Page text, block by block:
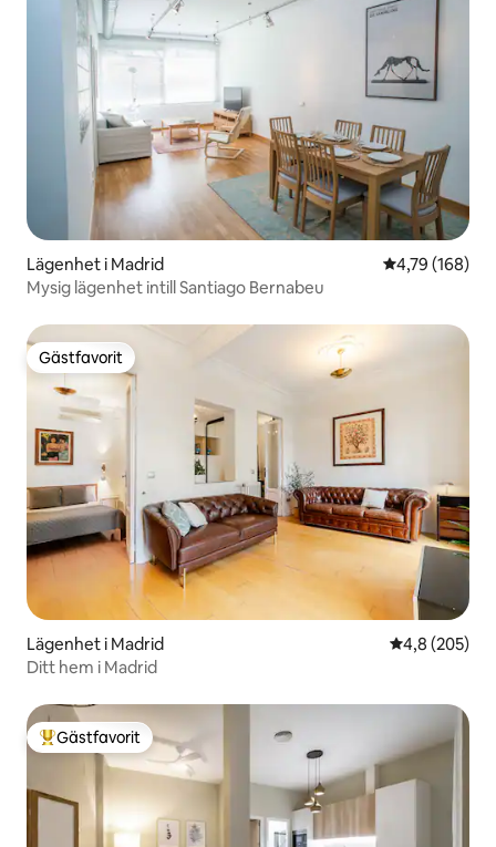
Lägenhet i Madrid 4,79 av 5 i
4,79 (168)
Mysig lägenhet intill Santiago Bernabeu
Gästfavorit
Gästfavorit
Lägenhet i Madrid 4,8 av 5 i
4,8 (205)
Ditt hem i Madrid
Populär gästfavorit
Gästfavorit